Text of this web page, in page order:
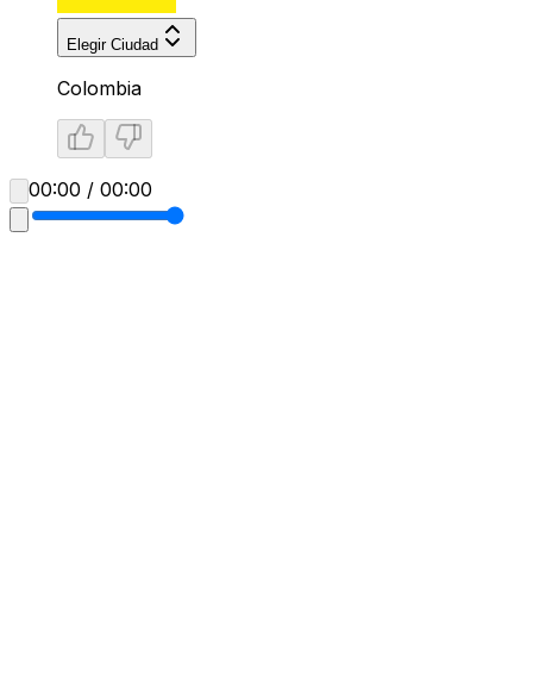
Elegir Ciudad
Colombia
00:00 / 00:00